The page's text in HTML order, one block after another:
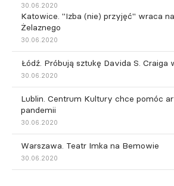
30.06.2020
Katowice. "Izba (nie) przyjęć" wraca
Żelaznego
30.06.2020
Łódź. Próbują sztukę Davida S. Craiga
30.06.2020
Lublin. Centrum Kultury chce pomóc
pandemii
30.06.2020
Warszawa. Teatr Imka na Bemowie
30.06.2020